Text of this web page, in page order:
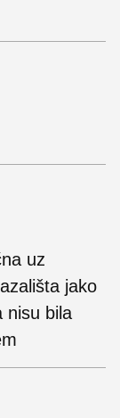
uz
jako
nisu bila